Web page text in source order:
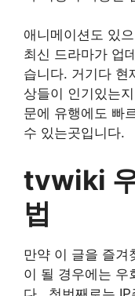
애니메이션도 있
최신 드라마가 업
습니다. 거기다 현
상들이 인기있는
문에 유행에도 빠
수 있는곳입니다.
tvwiki
법
만약 이 글을 즐겨
이 될 경우에는 우